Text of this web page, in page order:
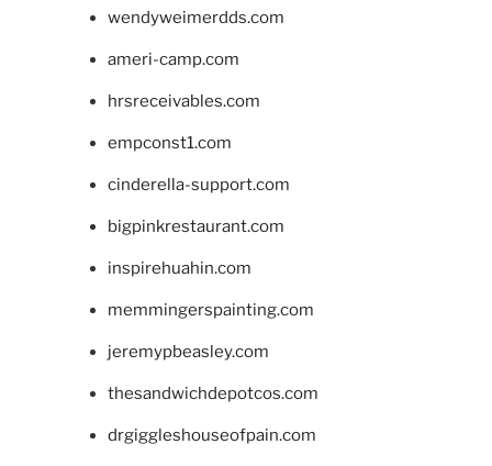
wendyweimerdds.com
ameri-camp.com
hrsreceivables.com
empconst1.com
cinderella-support.com
bigpinkrestaurant.com
inspirehuahin.com
memmingerspainting.com
jeremypbeasley.com
thesandwichdepotcos.com
drgiggleshouseofpain.com